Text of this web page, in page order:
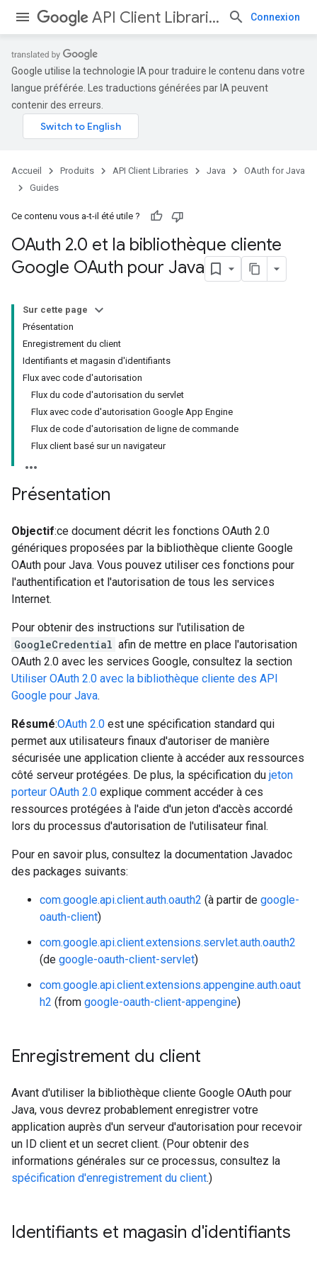
API Client Libraries Connexion
Google utilise la technologie IA pour traduire le contenu dans votre
langue préférée. Les traductions générées par IA peuvent
contenir des erreurs.
Accueil Produits API Client Libraries Java
OAuth for Java
Guides
Ce contenu vous a-t-il été utile ?
OAuth 2.0 et la bibliothèque cliente
Google OAuth pour Java
Sur cette page
Présentation
Enregistrement du client
Identifiants et magasin d'identifiants
Flux avec code d'autorisation
Flux du code d'autorisation du servlet
Flux avec code d'autorisation Google App Engine
Flux de code d'autorisation de ligne de commande
Flux client basé sur un navigateur
Présentation
Objectif:ce document décrit les fonctions OAuth 2.0
génériques proposées par la bibliothèque cliente Google
OAuth pour Java. Vous pouvez utiliser ces fonctions pour
l'authentification et l'autorisation de tous les services
Internet.
Pour obtenir des instructions sur l'utilisation de
GoogleCredential afin de mettre en place l'autorisation
OAuth 2.0 avec les services Google, consultez la section
Utiliser OAuth 2.0 avec la bibliothèque cliente des API
Google pour Java.
Résumé:OAuth 2.0 est une spécification standard qui
permet aux utilisateurs finaux d'autoriser de manière
sécurisée une application cliente à accéder aux ressources
côté serveur protégées. De plus, la spécification du jeton
porteur OAuth 2.0 explique comment accéder à ces
ressources protégées à l'aide d'un jeton d'accès accordé
lors du processus d'autorisation de l'utilisateur final.
Pour en savoir plus, consultez la documentation Javadoc
des packages suivants:
com.google.api.client.auth.oauth2 (à partir de google-
oauth-client)
com.google.api.client.extensions.servlet.auth.oauth2
(de google-oauth-client-servlet)
com.google.api.client.extensions.appengine.auth.oaut
h2 (from google-oauth-client-appengine)
Enregistrement du client
Avant d'utiliser la bibliothèque cliente Google OAuth pour
Java, vous devrez probablement enregistrer votre
application auprès d'un serveur d'autorisation pour recevoir
un ID client et un secret client. (Pour obtenir des
informations générales sur ce processus, consultez la
spécification d'enregistrement du client.)
Identifiants et magasin d'identifiants